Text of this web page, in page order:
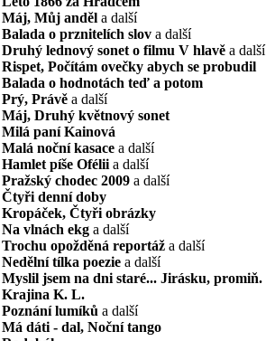
Máj, Můj anděl a další
Balada o prznitelích slov a další
Druhý lednový sonet o filmu V hlavě a další
Rispet, Počítám ovečky abych se probudil
Balada o hodnotách teď a potom
Prý, Právě a další
Máj, Druhý květnový sonet
Milá paní Kainová
Malá noční kasace a další
Hamlet píše Ofélii a další
Pražský chodec 2009 a další
Čtyři denní doby
Kropáček, Čtyři obrázky
Na vlnách ekg a další
Trochu opožděná reportáž a další
Nedělní tílka poezie a další
Myslil jsem na dni staré... Jirásku, promiň.
Krajina K. L.
Poznání lumíků a další
Má dáti - dal, Noční tango